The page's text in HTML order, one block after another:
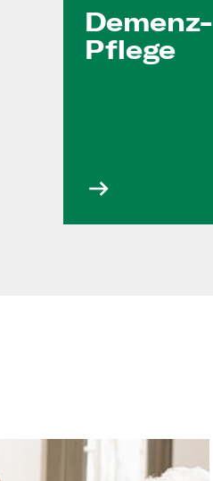
Demenz-
Pflege